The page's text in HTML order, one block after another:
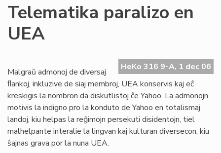
Telematika paralizo en
UEA
HeKo 316 9-A, 1 dec 06
Malgraŭ admonoj de diversaj
ﬂankoj, inkluzive de siaj membroj, UEA konservis kaj eĉ
kreskigis la nombron da diskutlistoj ĉe Yahoo. La admonojn
motivis la indigno pro la konduto de Yahoo en totalismaj
landoj, kiu helpas la reĝimojn persekuti disidentojn, tiel
malhelpante interalie la lingvan kaj kulturan diversecon, kiu
ŝajnas grava por la nuna UEA.